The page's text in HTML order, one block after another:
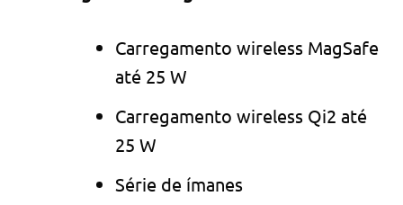
Carrega­mento wireless MagSafe
até 25 W
Carrega­mento wireless Qi2 até
25 W
Série de ímanes